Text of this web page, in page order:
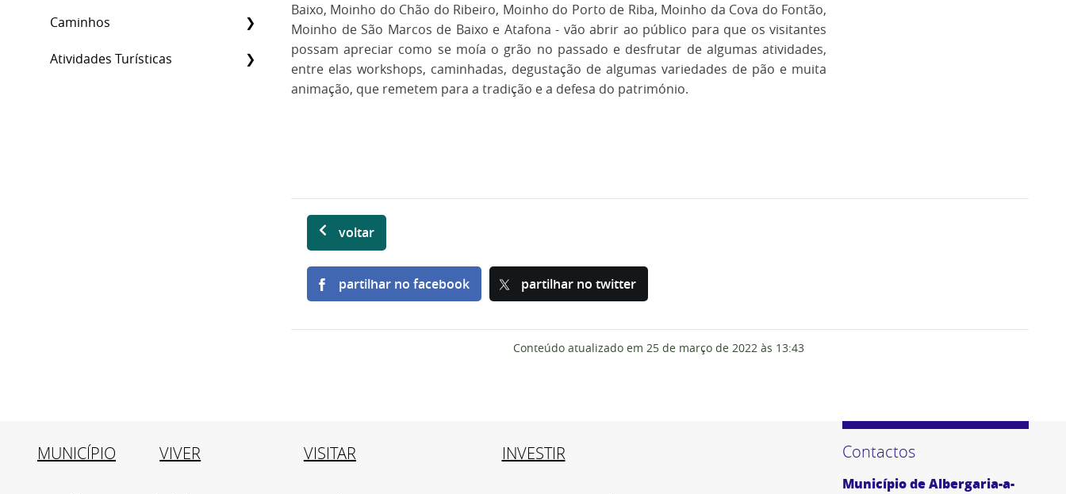
Caminhos
Atividades Turísticas
Baixo, Moinho do Chão do Ribeiro, Moinho do Porto de Riba, Moinho da Cova do Fontão,
Moinho de São Marcos de Baixo e Atafona - vão abrir ao público para que os visitantes
possam apreciar como se moía o grão no passado e desfrutar de algumas atividades,
entre elas workshops, caminhadas, degustação de algumas variedades de pão e muita
animação, que remetem para a tradição e a defesa do património.
voltar
partilhar no facebook partilhar no twitter
Conteúdo atualizado em 25 de março de 2022 às 13:43
MUNICÍPIO VIVER VISITAR INVESTIR Contactos
Município de Albergaria-a-